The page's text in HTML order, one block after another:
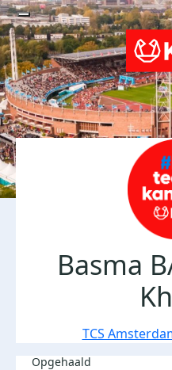
Basma
TCS
Opgehaald